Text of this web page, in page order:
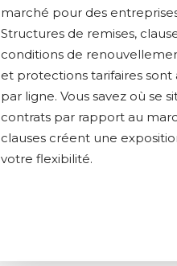
marché pour des
Structures de remises,
conditions de
et protections tarifaires sont
par ligne. Vous savez où se
contrats par rapport au
clauses créent une
votre flexibilité.